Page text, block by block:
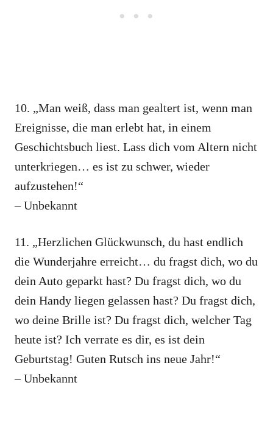
10. „Man weiß, dass man gealtert ist, wenn man
Ereignisse, die man erlebt hat, in einem
Geschichtsbuch liest. Lass dich vom Altern nicht
unterkriegen… es ist zu schwer, wieder
aufzustehen!“
– Unbekannt
11. „Herzlichen Glückwunsch, du hast endlich
die Wunderjahre erreicht… du fragst dich, wo du
dein Auto geparkt hast? Du fragst dich, wo du
dein Handy liegen gelassen hast? Du fragst dich,
wo deine Brille ist? Du fragst dich, welcher Tag
heute ist? Ich verrate es dir, es ist dein
Geburtstag! Guten Rutsch ins neue Jahr!“
– Unbekannt